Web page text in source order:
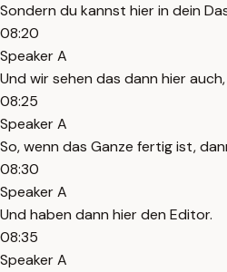
Sondern du kannst hier in dein
08:20
Speaker A
Und wir sehen das dann hier
08:25
Speaker A
So, wenn das Ganze fertig ist,
08:30
Speaker A
Und haben dann hier den Editor.
08:35
Speaker A